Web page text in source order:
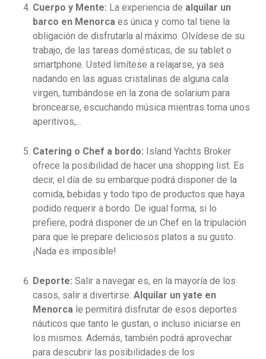
Cuerpo y Mente: La experiencia de alquilar un
barco en Menorca es única y como tal tiene la
obligación de disfrutarla al máximo. Olvídese de su
trabajo, de las tareas domésticas, de su tablet o
smartphone. Usted limítese a relajarse, ya sea
nadando en las aguas cristalinas de alguna cala
virgen, tumbándose en la zona de solarium para
broncearse, escuchando música mientras toma unos
aperitivos,...
Catering o Chef a bordo: Island Yachts Broker
ofrece la posibilidad de hacer una shopping list. Es
decir, el día de su embarque podrá disponer de la
comida, bebidas y todo tipo de productos que haya
podido requerir a bordo. De igual forma, si lo
prefiere, podrá disponer de un Chef en la tripulación
para que le prepare deliciosos platos a su gusto.
¡Nada es imposible!
Deporte: Salir a navegar es, en la mayoría de los
casos, salir a divertirse. Alquilar un yate en
Menorca le permitirá disfrutar de esos deportes
náuticos que tanto le gustan, o incluso iniciarse en
los mismos. Además, también podrá aprovechar
para descubrir las posibilidades de los